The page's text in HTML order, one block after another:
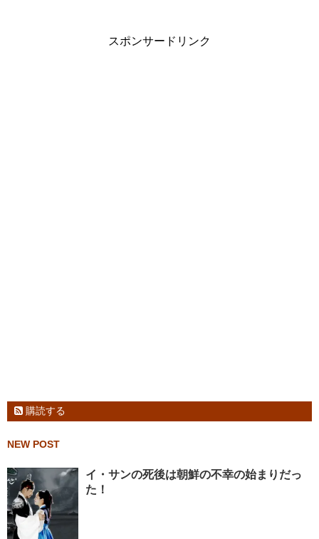
スポンサードリンク
購読する
NEW POST
イ・サンの死後は朝鮮の不幸の始まりだっ
た！